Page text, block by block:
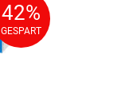
42%
GESPART
42%
GESPART